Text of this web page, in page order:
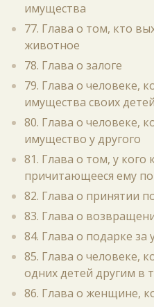
имущества
77. Глава о том, кто
животное
78. Глава о залоге
79. Глава о человеке,
имущества своих детей
80. Глава о человеке,
имущество у другого
81. Глава о том, у кого
причитающееся ему
82. Глава о принятии
83. Глава о
84. Глава о подарке за
85. Глава о человеке,
одних детей другим в
86. Глава о женщине,